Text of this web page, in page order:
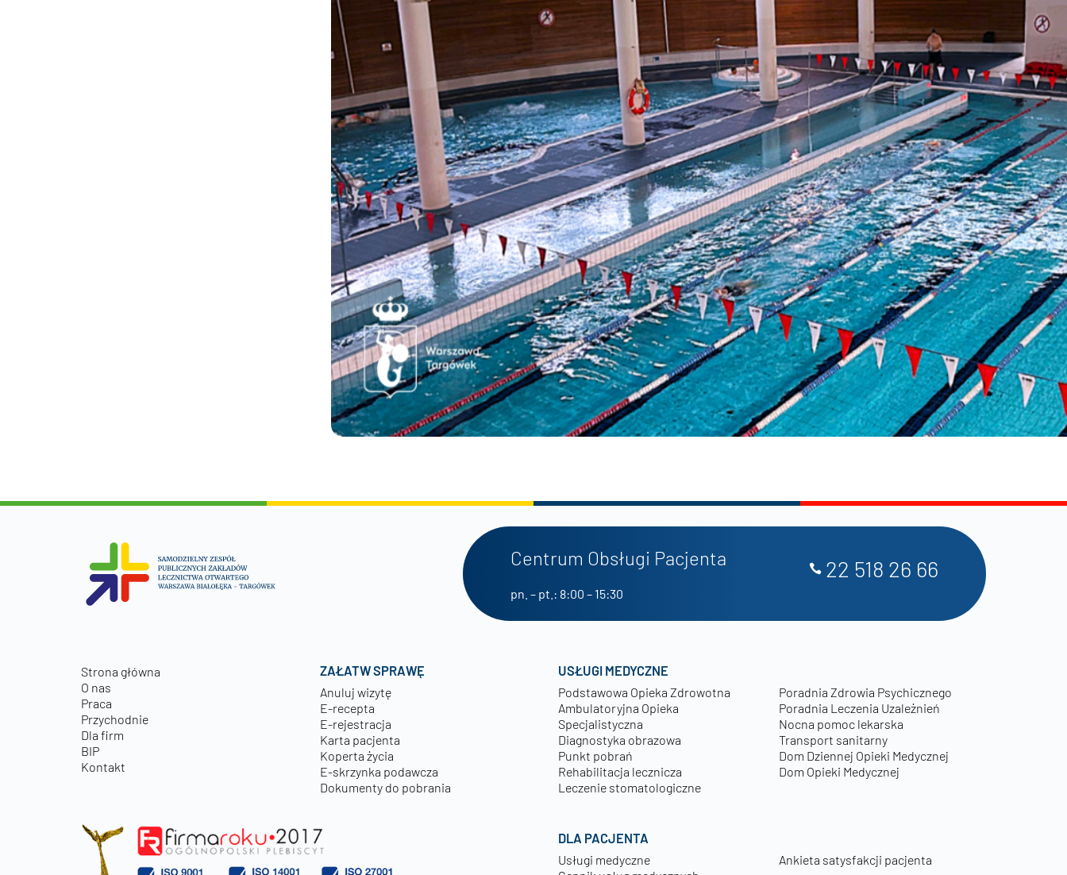
Centrum Obsługi Pacjenta
pn. – pt.: 8:00 – 15:30
22 518 26 66
Strona główna
O nas
Praca
Przychodnie
Dla firm
BIP
Kontakt
ZAŁATW SPRAWĘ
Anuluj wizytę
E-recepta
E-rejestracja
Karta pacjenta
Koperta życia
E-skrzynka podawcza
Dokumenty do pobrania
USŁUGI MEDYCZNE
Podstawowa Opieka Zdrowotna
Ambulatoryjna Opieka
Specjalistyczna
Diagnostyka obrazowa
Punkt pobrań
Rehabilitacja lecznicza
Leczenie stomatologiczne
Poradnia Zdrowia Psychicznego
Poradnia Leczenia Uzależnień
Nocna pomoc lekarska
Transport sanitarny
Dom Dziennej Opieki Medycznej
Dom Opieki Medycznej
DLA PACJENTA
Usługi medyczne
Ankieta satysfakcji pacjenta